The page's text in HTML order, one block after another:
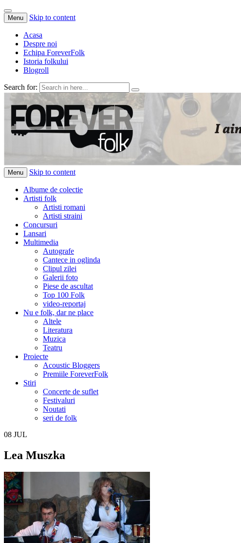
Menu Skip to content
Acasa
Despre noi
Echipa ForeverFolk
Istoria folkului
Blogroll
Search for:
ForeverFolk
Muzica sufletului tau
Menu Skip to content
Albume de colectie
Artisti folk
Artisti romani
Artisti straini
Concursuri
Lansari
Multimedia
Autografe
Cantece in oglinda
Clipul zilei
Galerii foto
Piese de ascultat
Top 100 Folk
video-reportaj
Nu e folk, dar ne place
Altele
Literatura
Muzica
Teatru
Proiecte
Acoustic Bloggers
Premiile ForeverFolk
Stiri
Concerte de suflet
Festivaluri
Noutati
seri de folk
08 JUL
Lea Muszka